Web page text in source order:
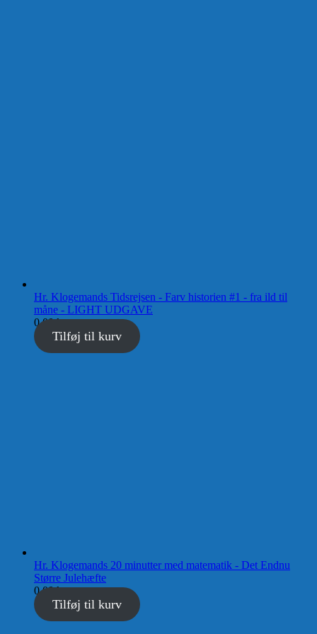
Hr. Klogemands Tidsrejsen - Farv historien #1 - fra ild til
måne - LIGHT UDGAVE
0,00kr.
Tilføj til kurv
Hr. Klogemands 20 minutter med matematik - Det Endnu
Større Julehæfte
0,00kr.
Tilføj til kurv